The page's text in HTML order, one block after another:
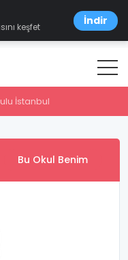
keşfet
İndir
İstanbul
Bu Okul Benim